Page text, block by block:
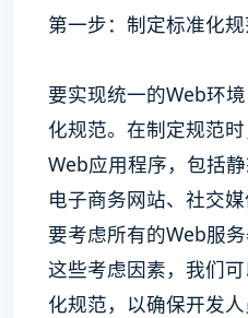
第一步：制定标准化
要实现统一的Web环
化规范。在制定规范
Web应用程序，包括静
电子商务网站、社交
要考虑所有的Web服
这些考虑因素，我们
化规范，以确保开发